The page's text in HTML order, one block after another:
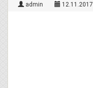
admin 12.11.2017